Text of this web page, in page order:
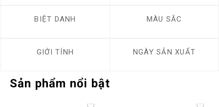
BIỆT DANH MÀU SẮC
GIỚI TÍNH NGÀY SẢN XUẤT
Sản phẩm nổi bật